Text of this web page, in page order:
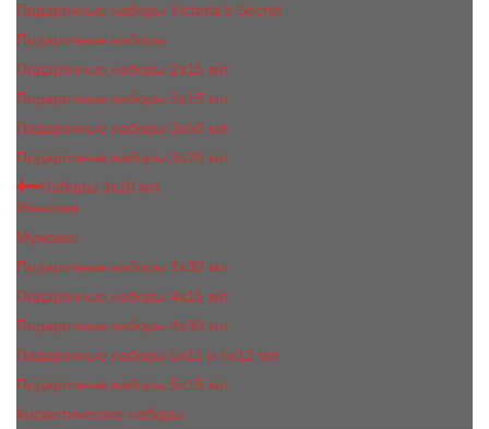
Подарочные наборы Victoria's Secret
Подарочные наборы
Подарочные наборы 2x15 мл
Подарочные наборы 3х15 мл
Подарочные наборы 3x50 мл
Подарочные наборы 3x20 мл
Наборы 3х20 мл
Женские
Мужские
Подарочные наборы 3х30 мл
Подарочные наборы 4x15 мл
Подарочные наборы 4x30 мл
Подарочные наборы 5x11 и 5х12 мл
Подарочные наборы 5x15 мл
Косметические наборы